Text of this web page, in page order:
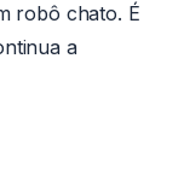
robô chato. É
a